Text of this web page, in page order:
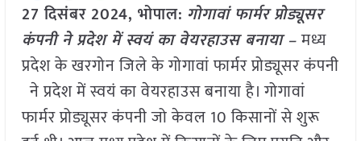
27 दिसंबर 2024, भोपाल: गोगावां फार्मर प्रोड्यूसर
कंपनी ने प्रदेश में स्वयं का वेयरहाउस बनाया –मध्य
प्रदेश के खरगोन जिले के गोगावां फार्मर प्रोड्यूसर कंपनी
ने प्रदेश में स्वयं का वेयरहाउस बनाया है। गोगावां
फार्मर प्रोड्यूसर कंपनी जो केवल 10 किसानों से शुरू